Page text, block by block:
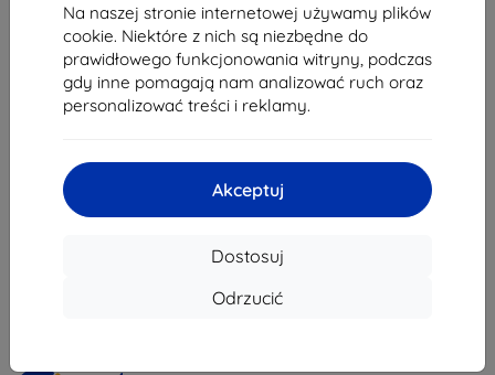
Na naszej stronie internetowej używamy plików
cookie. Niektóre z nich są niezbędne do
prawidłowego funkcjonowania witryny, podczas
gdy inne pomagają nam analizować ruch oraz
personalizować treści i reklamy.
Akceptuj
Dostosuj
Odrzucić
17,91 zł
Na stanie: 2 szt.